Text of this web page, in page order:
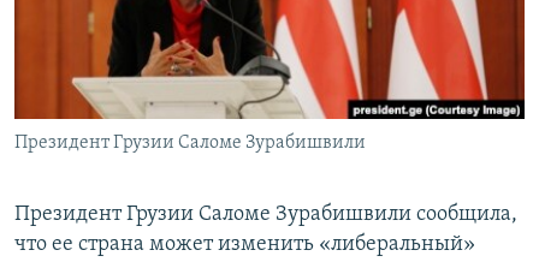
ПОБЕДИТЕЛЕЙ НЕ СУДЯТ?
КРЫМ.НЕПОКОРЕННЫЙ
ELIFBE
УКРАИНСКАЯ ПРОБЛЕМА КРЫМА
ПРИСОЕДИНЯЙТЕСЬ!
Президент Грузии Саломе Зурабишвили
Президент Грузии Саломе Зурабишвили сообщила,
что ее страна может изменить «либеральный»